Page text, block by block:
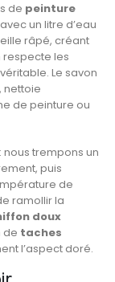
de peinture
un litre d’eau
râpé, créant
respecte les
Le savon
nettoie
de peinture ou
nous trempons un
puis
de
ramollir la
doux
de taches
l’aspect doré.